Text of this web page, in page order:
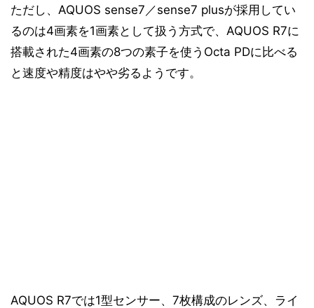
ただし、AQUOS sense7／sense7 plusが採用してい
るのは4画素を1画素として扱う方式で、AQUOS R7に
搭載された4画素の8つの素子を使うOcta PDに比べる
と速度や精度はやや劣るようです。
AQUOS R7では1型センサー、7枚構成のレンズ、ライ